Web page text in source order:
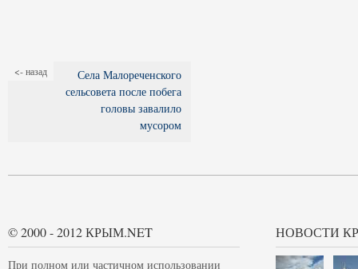
<- назад
Села Малореченского
сельсовета после побега
головы завалило
мусором
© 2000 - 2012 КРЫМ.NET
При полном или частичном использовании
НОВОСТИ